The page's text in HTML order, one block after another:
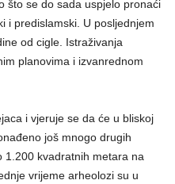
što se do sada uspjelo pronaći
i predislamski. U posljednjem
od cigle. Istraživanja
planovima i izvanrednom
i vjeruje se da će u bliskoj
još mnogo drugih
1.200 kvadratnih metara na
vrijeme arheolozi su u